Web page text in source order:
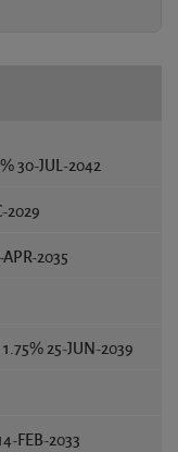
30-JUL-2042
2029
2035
25-JUN-2039
FEB-2033